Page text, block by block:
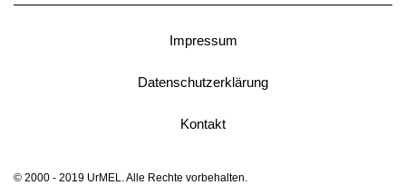
Impressum
Datenschutzerklärung
Kontakt
© 2000 - 2019 UrMEL. Alle Rechte vorbehalten.